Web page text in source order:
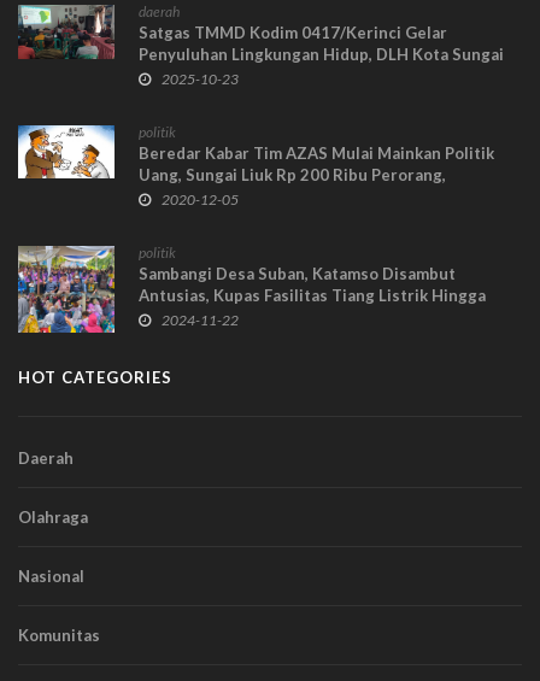
daerah
Satgas TMMD Kodim 0417/Kerinci Gelar
Penyuluhan Lingkungan Hidup, DLH Kota Sungai
Penuh Paparkan Program Pengelolaan Sampah
2025-10-23
politik
Beredar Kabar Tim AZAS Mulai Mainkan Politik
Uang, Sungai Liuk Rp 200 Ribu Perorang,
Hamparan Rawang Rp 150 Ribu, Kumun Debai Rp
2020-12-05
politik
Sambangi Desa Suban, Katamso Disambut
Antusias, Kupas Fasilitas Tiang Listrik Hingga
Sarana Air Bersih
2024-11-22
HOT CATEGORIES
Daerah
Olahraga
Nasional
Komunitas